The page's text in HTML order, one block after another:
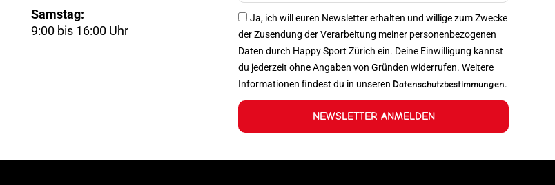
Samstag:
9:00 bis 16:00 Uhr
Ja, ich will euren Newsletter erhalten und willige zum Zwecke
der Zusendung der Verarbeitung meiner personenbezogenen
Daten durch Happy Sport Zürich ein. Deine Einwilligung kannst
du jederzeit ohne Angaben von Gründen widerrufen. Weitere
Informationen findest du in unseren Datenschutzbestimmungen.
NEWSLETTER ANMELDEN